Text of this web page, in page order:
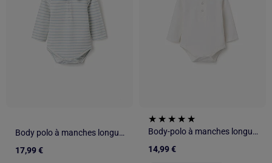
Body polo à manches longues et rayures
17,99 €
Body-polo à manches longues à rayures
14,99 €